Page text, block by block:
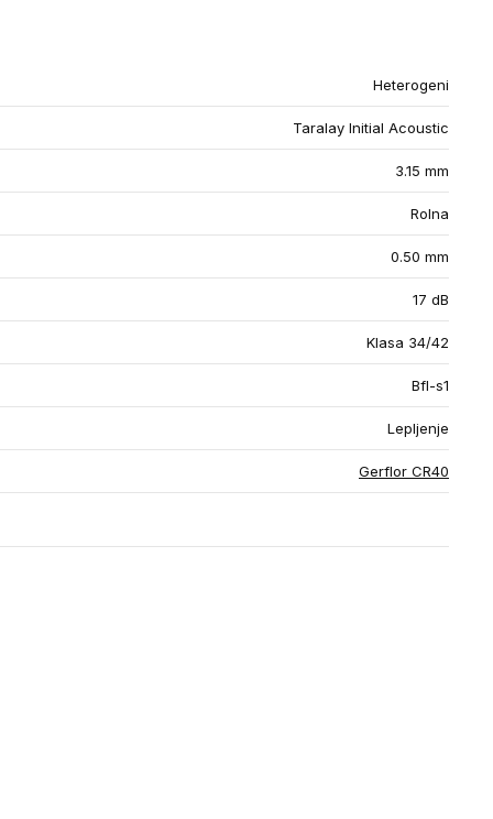
Heterogeni
Taralay Initial Acoustic
3.15 mm
Rolna
0.50 mm
17 dB
Klasa 34/42
Bfl-s1
Lepljenje
Gerflor CR40